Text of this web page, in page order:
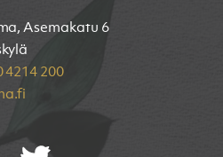
Asemakatu 6
4214 200